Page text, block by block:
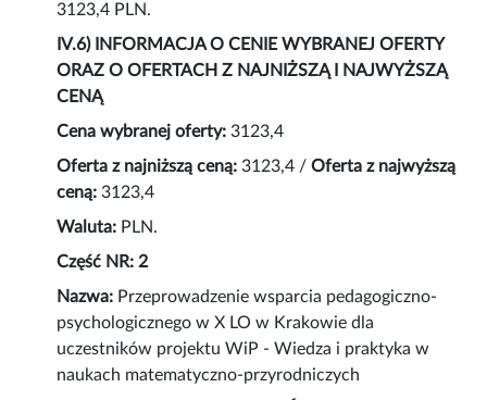
3123,4 PLN.
IV.6) INFORMACJA O CENIE WYBRANEJ OFERTY
ORAZ O OFERTACH Z NAJNIŻSZĄ I NAJWYŻSZĄ
CENĄ
Cena wybranej oferty: 3123,4
Oferta z najniższą ceną: 3123,4 /Oferta z najwyższą
ceną:3123,4
Waluta: PLN.
Część NR: 2
Nazwa: Przeprowadzenie wsparcia pedagogiczno-
psychologicznego w X LO w Krakowie dla
uczestników projektu WiP - Wiedza i praktyka w
naukach matematyczno-przyrodniczych